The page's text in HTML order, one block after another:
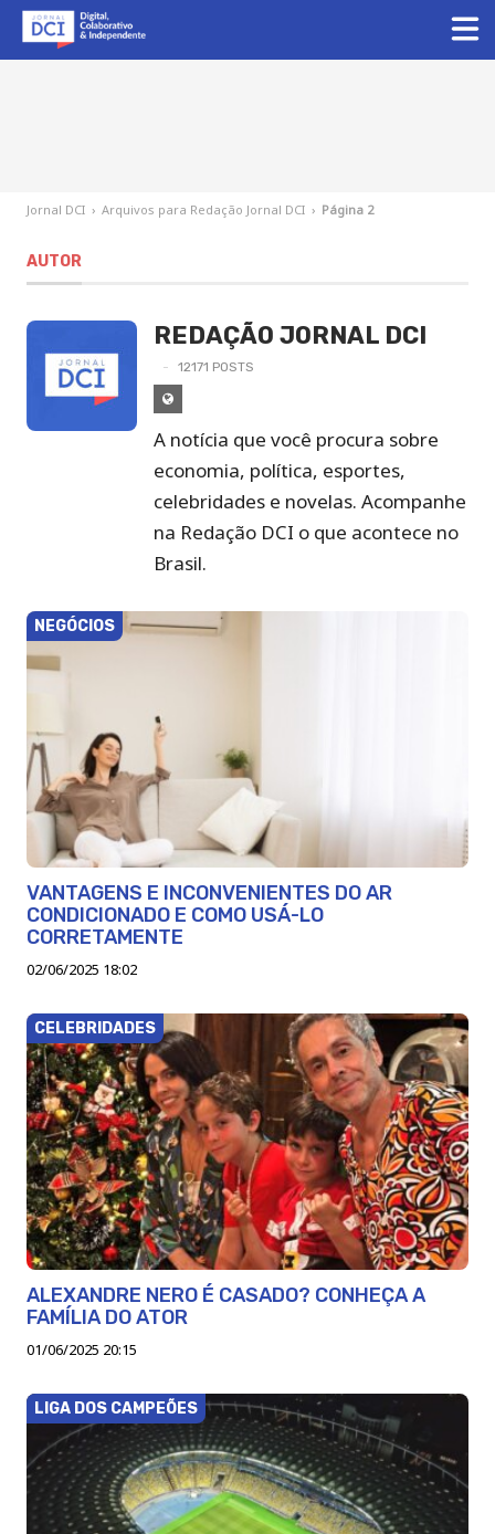
Jornal DCI › Arquivos para Redação Jornal DCI › Página 2
AUTOR
REDAÇÃO JORNAL DCI
12171 POSTS
Site
Jornal
DCI
A notícia que você procura sobre
economia, política, esportes,
celebridades e novelas. Acompanhe
na Redação DCI o que acontece no
Brasil.
NEGÓCIOS
VANTAGENS E INCONVENIENTES DO AR
CONDICIONADO E COMO USÁ-LO
CORRETAMENTE
02/06/2025 18:02
CELEBRIDADES
ALEXANDRE NERO É CASADO? CONHEÇA A
FAMÍLIA DO ATOR
01/06/2025 20:15
LIGA DOS CAMPEÕES